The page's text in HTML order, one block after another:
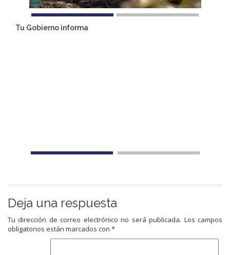
Tu Gobierno informa
Deja una respuesta
Tu dirección de correo electrónico no será publicada. Los campos
obligatorios están marcados con *